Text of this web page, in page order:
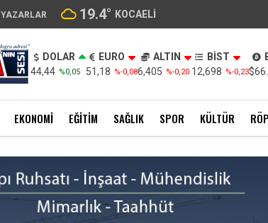
YAZARLAR 19.4° KOCAELI
DOLAR
44,44 %0,05
EURO
51,18 %-0,08
ALTIN
6,405 %-0,20
BİST
12,698 %-0,23
EKONOMI EĞITIM SAĞLIK SPOR KÜLTÜR